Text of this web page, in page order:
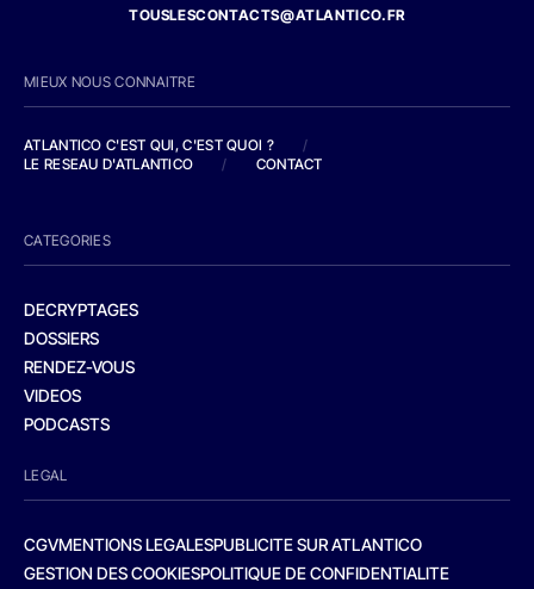
TOUSLESCONTACTS@ATLANTICO.FR
MIEUX NOUS CONNAITRE
ATLANTICO C'EST QUI, C'EST QUOI ?
/
LE RESEAU D'ATLANTICO
/ CONTACT
CATEGORIES
DECRYPTAGES
DOSSIERS
RENDEZ-VOUS
VIDEOS
PODCASTS
LEGAL
CGVMENTIONS LEGALESPUBLICITE SUR ATLANTICO
GESTION DES COOKIESPOLITIQUE DE CONFIDENTIALITE